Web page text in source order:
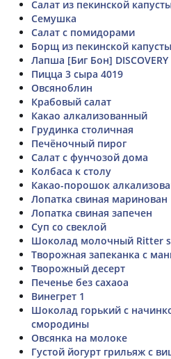
Салат из пекинской
Семушка
Салат с помидорами
Борщ из пекинской капусты
Лапша [Биг Бон]
Пицца 3 сыра 4019
Овсяноблин
Крабовый салат
Какао алкализованный
Грудинка столичная
Печёночный пирог
Салат с фунчозой дома
Колбаса к столу
Какао-порошок
Лопатка свиная маринован
Лопатка свиная запечен
Суп со свеклой
Шоколад молочный Ritter
Творожная запеканка с
Творожный десерт
Печенье без сахаоа
Винегрет 1
Шоколад горький с
смородины
Овсянка на молоке
Густой йогурт грильяж с